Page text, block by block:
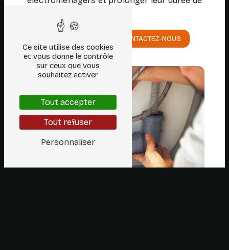
CONTACTEZ-NOUS
Ce site utilise des cookies
et vous donne le contrôle
sur ceux que vous
souhaitez activer
Tout accepter
Tout refuser
Personnaliser